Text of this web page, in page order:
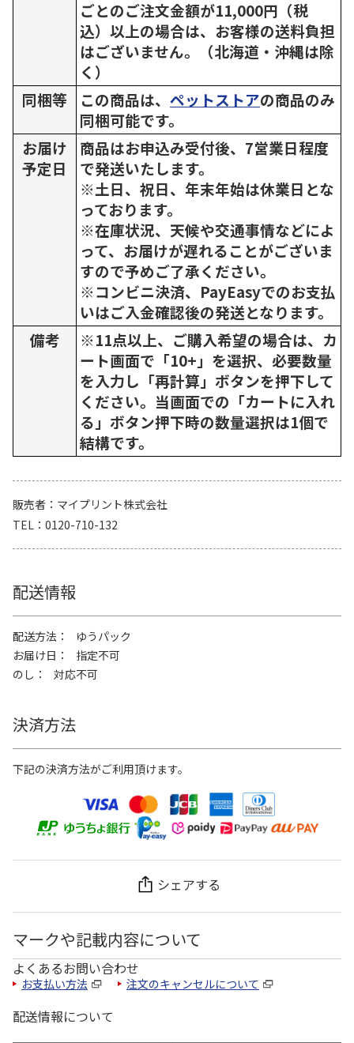
ごとのご注文金額が11,000円（税
込）以上の場合は、お客様の送料負担
はございません。（北海道・沖縄は除
く）
同梱等
この商品は、 ペットストアの商品のみ
同梱可能です。
お届け
予定日
商品はお申込み受付後、7営業日程度
で発送いたします。
※土日、祝日、年末年始は休業日とな
っております。
※在庫状況、天候や交通事情などによ
って、お届けが遅れることがございま
すので予めご了承ください。
※コンビニ決済、PayEasyでのお支払
いはご入金確認後の発送となります。
備考
※11点以上、ご購入希望の場合は、カ
ート画面で「10+」を選択、必要数量
を入力し「再計算」ボタンを押下して
ください。当画面での「カートに入れ
る」ボタン押下時の数量選択は1個で
結構です。
販売者
マイプリント株式会社
TEL
0120-710-132
配送情報
配送方法
ゆうパック
お届け日
指定不可
のし
対応不可
決済方法
下記の決済方法がご利用頂けます。
シェアする
マークや記載内容について
よくあるお問い合わせ
お支払い方法 注文のキャンセルについて
配送情報について